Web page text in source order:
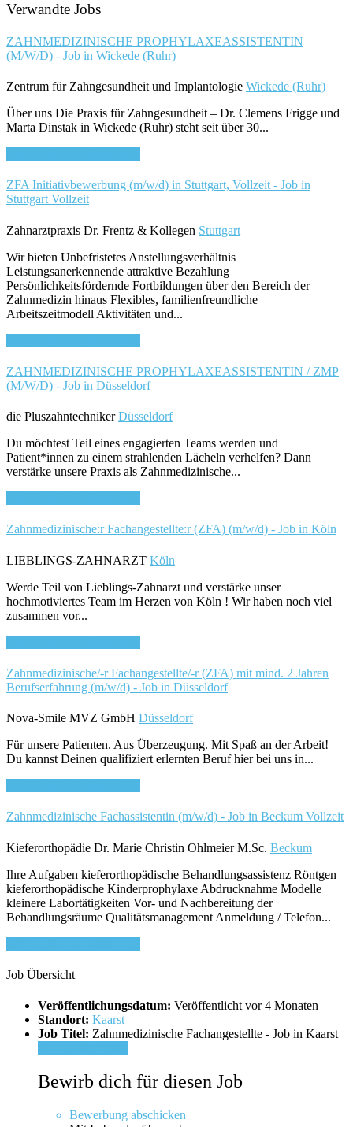
Verwandte Jobs
ZAHNMEDIZINISCHE PROPHYLAXEASSISTENTIN
(M/W/D) - Job in Wickede (Ruhr)
Zentrum für Zahngesundheit und Implantologie Wickede (Ruhr)
Über uns Die Praxis für Zahngesundheit – Dr. Clemens Frigge und
Marta Dinstak in Wickede (Ruhr) steht seit über 30...
ZFA Initiativbewerbung (m/w/d) in Stuttgart, Vollzeit - Job in
Stuttgart Vollzeit
Zahnarztpraxis Dr. Frentz & Kollegen Stuttgart
Wir bieten Unbefristetes Anstellungsverhältnis
Leistungsanerkennende attraktive Bezahlung
Persönlichkeitsfördernde Fortbildungen über den Bereich der
Zahnmedizin hinaus Flexibles, familienfreundliche
Arbeitszeitmodell Aktivitäten und...
ZAHNMEDIZINISCHE PROPHYLAXEASSISTENTIN / ZMP
(M/W/D) - Job in Düsseldorf
die Pluszahntechniker Düsseldorf
Du möchtest Teil eines engagierten Teams werden und
Patient*innen zu einem strahlenden Lächeln verhelfen? Dann
verstärke unsere Praxis als Zahnmedizinische...
Zahnmedizinische:r Fachangestellte:r (ZFA) (m/w/d) - Job in Köln
LIEBLINGS-ZAHNARZT Köln
Werde Teil von Lieblings-Zahnarzt und verstärke unser
hochmotiviertes Team im Herzen von Köln ! Wir haben noch viel
zusammen vor...
Zahnmedizinische/-r Fachangestellte/-r (ZFA) mit mind. 2 Jahren
Berufserfahrung (m/w/d) - Job in Düsseldorf
Nova-Smile MVZ GmbH Düsseldorf
Für unsere Patienten. Aus Überzeugung. Mit Spaß an der Arbeit!
Du kannst Deinen qualifiziert erlernten Beruf hier bei uns in...
Zahnmedizinische Fachassistentin (m/w/d) - Job in Beckum Vollzeit
Kieferorthopädie Dr. Marie Christin Ohlmeier M.Sc. Beckum
Ihre Aufgaben kieferorthopädische Behandlungsassistenz Röntgen
kieferorthopädische Kinderprophylaxe Abdrucknahme Modelle
kleinere Labortätigkeiten Vor- und Nachbereitung der
Behandlungsräume Qualitätsmanagement Anmeldung / Telefon...
Job Übersicht
Veröffentlichungsdatum: Veröffentlicht vor 4 Monaten
Standort: Kaarst
Job Titel: Zahnmedizinische Fachangestellte - Job in Kaarst
Bewirb dich für diesen Job
Bewerbung abschicken